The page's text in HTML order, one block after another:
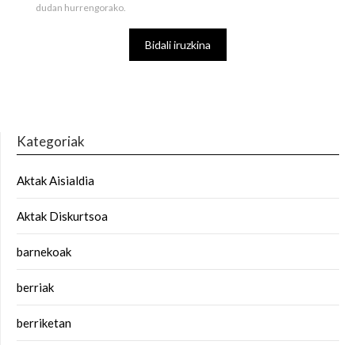
dudan hurrengorako.
Kategoriak
Aktak Aisialdia
Aktak Diskurtsoa
barnekoak
berriak
berriketan